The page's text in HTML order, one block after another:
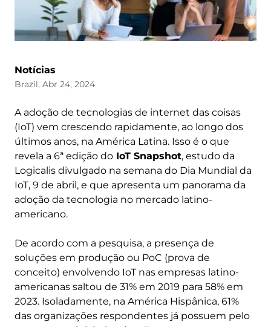
Notícias
Brazil, Abr 24, 2024
A adoção de tecnologias de internet das coisas
(IoT) vem crescendo rapidamente, ao longo dos
últimos anos, na América Latina. Isso é o que
revela a 6ª edição do IoT Snapshot, estudo da
Logicalis divulgado na semana do Dia Mundial da
IoT, 9 de abril, e que apresenta um panorama da
adoção da tecnologia no mercado latino-
americano.
De acordo com a pesquisa, a presença de
soluções em produção ou PoC (prova de
conceito) envolvendo IoT nas empresas latino-
americanas saltou de 31% em 2019 para 58% em
2023. Isoladamente, na América Hispânica, 61%
das organizações respondentes já possuem pelo